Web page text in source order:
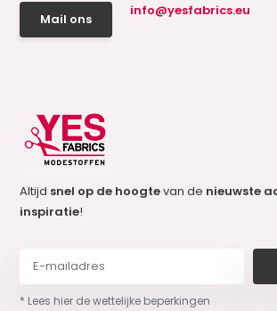
Mail ons
info@yesfabrics.eu
Altijd snel op de hoogtevan de nieuwste
inspiratie!
* Lees hier de wettelijke beperkingen